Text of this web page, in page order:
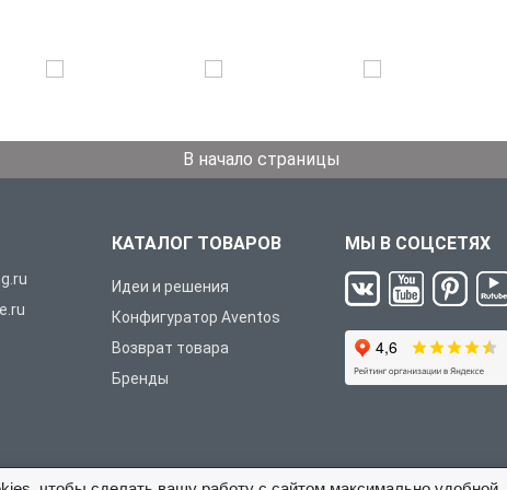
В начало страницы
КАТАЛОГ ТОВАРОВ
Идеи и решения
Конфигуратор Aventos
Возврат товара
Бренды
МЫ В СОЦСЕТЯХ